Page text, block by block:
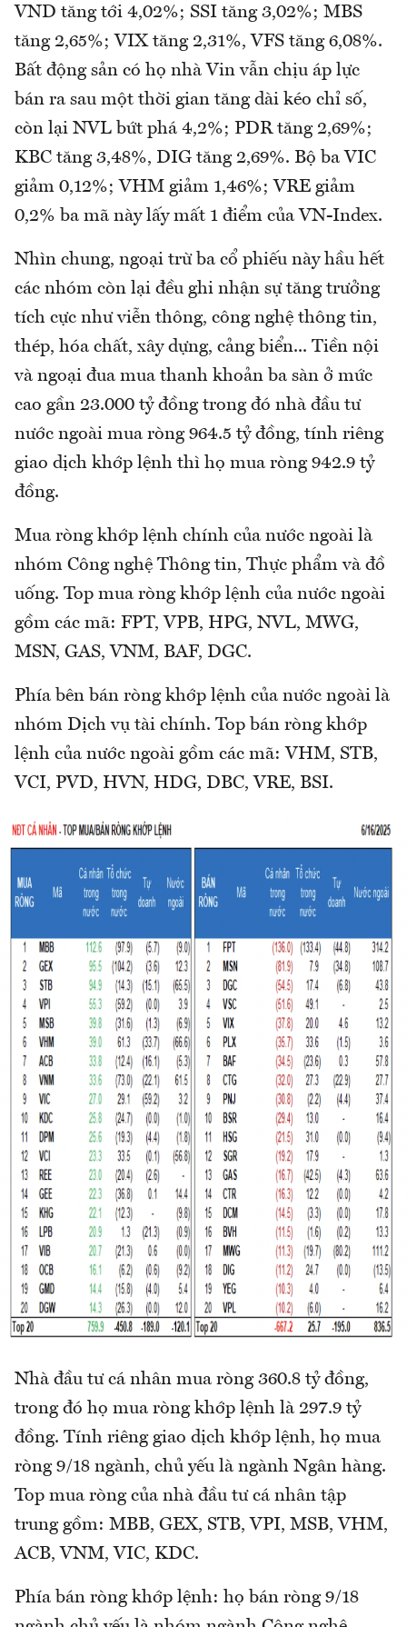
VND tăng tới 4,02%; SSI tăng 3,02%; MBS
tăng 2,65%; VIX tăng 2,31%, VFS tăng 6,08%.
Bất động sản có họ nhà Vin vẫn chịu áp lực
bán ra sau một thời gian tăng dài kéo chỉ số,
còn lại NVL bứt phá 4,2%; PDR tăng 2,69%;
KBC tăng 3,48%, DIG tăng 2,69%. Bộ ba VIC
giảm 0,12%; VHM giảm 1,46%; VRE giảm
0,2% ba mã này lấy mất 1 điểm của VN-Index.
Nhìn chung, ngoại trừ ba cổ phiếu này hầu hết
các nhóm còn lại đều ghi nhận sự tăng trưởng
tích cực như viễn thông, công nghệ thông tin,
thép, hóa chất, xây dựng, cảng biển... Tiền nội
và ngoại đua mua thanh khoản ba sàn ở mức
cao gần 23.000 tỷ đồng trong đó nhà đầu tư
nước ngoài mua ròng 964.5 tỷ đồng, tính riêng
giao dịch khớp lệnh thì họ mua ròng 942.9 tỷ
đồng.
Mua ròng khớp lệnh chính của nước ngoài là
nhóm Công nghệ Thông tin, Thực phẩm và đồ
uống. Top mua ròng khớp lệnh của nước ngoài
gồm các mã: FPT, VPB, HPG, NVL, MWG,
MSN, GAS, VNM, BAF, DGC.
Phía bên bán ròng khớp lệnh của nước ngoài là
nhóm Dịch vụ tài chính. Top bán ròng khớp
lệnh của nước ngoài gồm các mã: VHM, STB,
VCI, PVD, HVN, HDG, DBC, VRE, BSI.
Nhà đầu tư cá nhân mua ròng 360.8 tỷ đồng,
trong đó họ mua ròng khớp lệnh là 297.9 tỷ
đồng. Tính riêng giao dịch khớp lệnh, họ mua
ròng 9/18 ngành, chủ yếu là ngành Ngân hàng.
Top mua ròng của nhà đầu tư cá nhân tập
trung gồm: MBB, GEX, STB, VPI, MSB, VHM,
ACB, VNM, VIC, KDC.
Phía bán ròng khớp lệnh: họ bán ròng 9/18